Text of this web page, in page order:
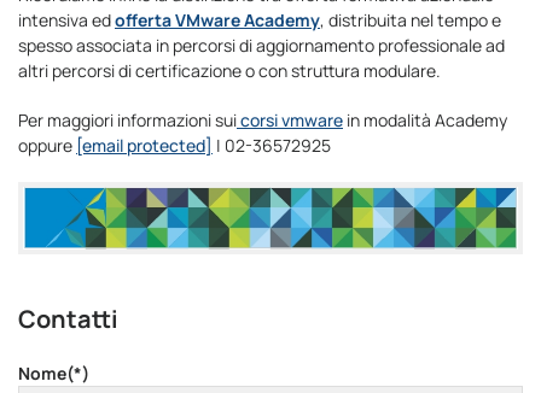
intensiva edofferta VMware Academy, distribuita nel tempo e
spesso associata in percorsi di aggiornamento professionale ad
altri percorsi di certificazione o con struttura modulare.
Per maggiori informazioni suicorsi vmware in modalità Academy
oppure [email protected] | 02-36572925
Contatti
Nome(*)